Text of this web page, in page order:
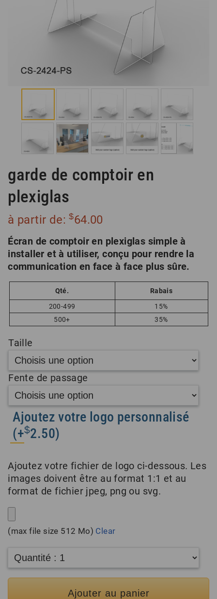
garde de comptoir en
plexiglas
à partir de:$64.00
Écran de comptoir en plexiglas simple à
installer et à utiliser, conçu pour rendre la
communication en face à face plus sûre.
Qté.
Rabais
200-499
15%
500+
35%
Taille
Fente de passage
Ajoutez votre logo personnalisé
(+$2.50)
Ajoutez votre fichier de logo ci-dessous. Les
images doivent être au format 1:1 et au
format de fichier jpeg, png ou svg.
(max file size 512 Mo) Clear
Ajouter au panier